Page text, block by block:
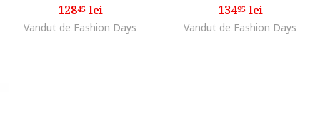
12845lei
Vandut de Fashion Days
13495lei
Vandut de Fashion Days